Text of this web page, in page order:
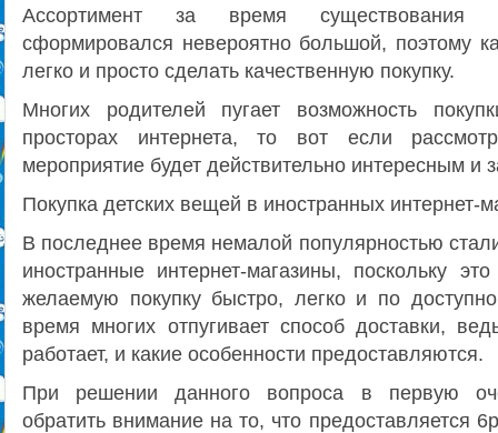
Ассортимент за время существования
сформировался невероятно большой, поэтому
легко и просто сделать качественную покупку.
Многих родителей пугает возможность
просторах интернета, то вот если
мероприятие будет действительно интересным
Покупка детских вещей в иностранных интернет-
В последнее время немалой популярностью
иностранные интернет-магазины, поскольку
желаемую покупку быстро, легко и по
время многих отпугивает способ доставки,
работает, и какие особенности предоставляются.
При решении данного вопроса в первую
обратить внимание на то, что предоставляется